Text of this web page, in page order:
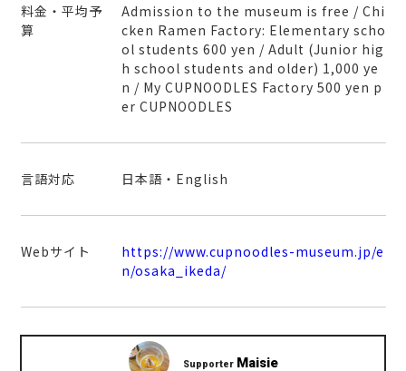
料金・平均予
算
Admission to the museum is free / Chi
cken Ramen Factory: Elementary scho
ol students 600 yen / Adult (Junior hig
h school students and older) 1,000 ye
n / My CUPNOODLES Factory 500 yen p
er CUPNOODLES
言語対応 日本語・English
Webサイト
https://www.cupnoodles-museum.jp/e
n/osaka_ikeda/
Supporter Maisie